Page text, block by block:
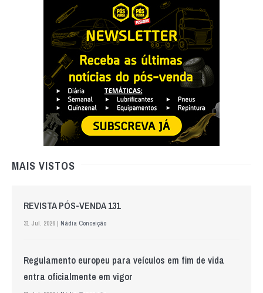
MAIS VISTOS
REVISTA PÓS-VENDA 131
31 Jul. 2026 | Nádia Conceição
Regulamento europeu para veículos em fim de vida
entra oficialmente em vigor